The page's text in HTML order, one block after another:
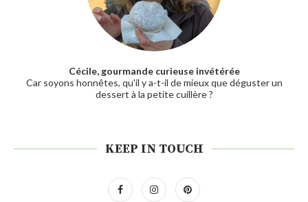
Cécile, gourmande curieuse invétérée
Car soyons honnêtes, qu'il y a-t-il de mieux que déguster un
dessert à la petite cuillère ?
KEEP IN TOUCH